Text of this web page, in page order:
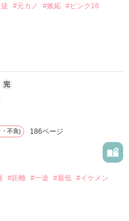
#元カノ #嫉妬 #ピンク16
られ
しい人
完
不良) 186ページ
#距離 #一途 #最低
#イケメン